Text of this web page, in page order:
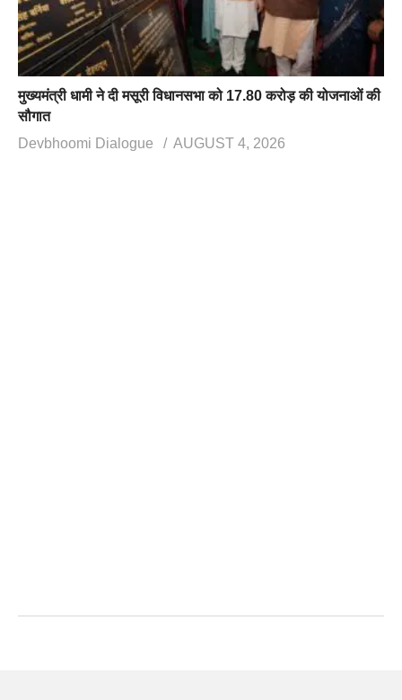
मुख्यमंत्री धामी ने दी मसूरी विधानसभा को 17.80 करोड़ की योजनाओं की
सौगात
Devbhoomi Dialogue
AUGUST 4, 2026